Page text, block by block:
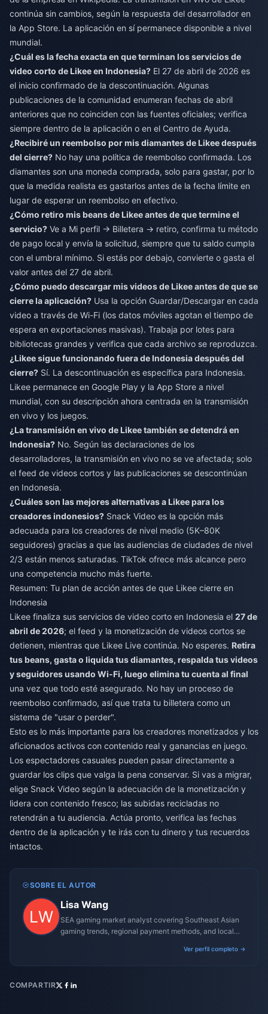
continúa sin cambios, según la respuesta del desarrollador en
la App Store. La aplicación en sí permanece disponible a nivel
mundial.
¿Cuál es la fecha exacta en que terminan los servicios de
video corto de Likee en Indonesia? El 27 de abril de 2026 es
el inicio confirmado de la descontinuación. Algunas
publicaciones de la comunidad enumeran fechas de abril
anteriores que no coinciden con las fuentes oficiales; verifica
siempre dentro de la aplicación o en el Centro de Ayuda.
¿Recibiré un reembolso por mis diamantes de Likee después
del cierre? No hay una política de reembolso confirmada. Los
diamantes son una moneda comprada, solo para gastar, por lo
que la medida realista es gastarlos antes de la fecha límite en
lugar de esperar un reembolso en efectivo.
¿Cómo retiro mis beans de Likee antes de que termine el
servicio? Ve a Mi perfil → Billetera → retiro, confirma tu método
de pago local y envía la solicitud, siempre que tu saldo cumpla
con el umbral mínimo. Si estás por debajo, convierte o gasta el
valor antes del 27 de abril.
¿Cómo puedo descargar mis videos de Likee antes de que se
cierre la aplicación? Usa la opción Guardar/Descargar en cada
video a través de Wi-Fi (los datos móviles agotan el tiempo de
espera en exportaciones masivas). Trabaja por lotes para
bibliotecas grandes y verifica que cada archivo se reproduzca.
¿Likee sigue funcionando fuera de Indonesia después del
cierre? Sí. La descontinuación es específica para Indonesia.
Likee permanece en Google Play y la App Store a nivel
mundial, con su descripción ahora centrada en la transmisión
en vivo y los juegos.
¿La transmisión en vivo de Likee también se detendrá en
Indonesia? No. Según las declaraciones de los
desarrolladores, la transmisión en vivo no se ve afectada; solo
el feed de videos cortos y las publicaciones se descontinúan
en Indonesia.
¿Cuáles son las mejores alternativas a Likee para los
creadores indonesios? Snack Video es la opción más
adecuada para los creadores de nivel medio (5K–80K
seguidores) gracias a que las audiencias de ciudades de nivel
2/3 están menos saturadas. TikTok ofrece más alcance pero
una competencia mucho más fuerte.
Resumen: Tu plan de acción antes de que Likee cierre en
Indonesia
Likee finaliza sus servicios de video corto en Indonesia el 27 de
abril de 2026; el feed y la monetización de videos cortos se
detienen, mientras que Likee Live continúa. No esperes. Retira
tus beans, gasta o liquida tus diamantes, respalda tus videos
y seguidores usando Wi-Fi, luego elimina tu cuenta al final
una vez que todo esté asegurado. No hay un proceso de
reembolso confirmado, así que trata tu billetera como un
sistema de "usar o perder".
Esto es lo más importante para los creadores monetizados y los
aficionados activos con contenido real y ganancias en juego.
Los espectadores casuales pueden pasar directamente a
guardar los clips que valga la pena conservar. Si vas a migrar,
elige Snack Video según la adecuación de la monetización y
lidera con contenido fresco; las subidas recicladas no
retendrán a tu audiencia. Actúa pronto, verifica las fechas
dentro de la aplicación y te irás con tu dinero y tus recuerdos
intactos.
SOBRE EL AUTOR
Lisa Wang
SEA gaming market analyst covering Southeast Asian
gaming trends, regional payment methods, and local
Ver perfil completo →
COMPARTIR